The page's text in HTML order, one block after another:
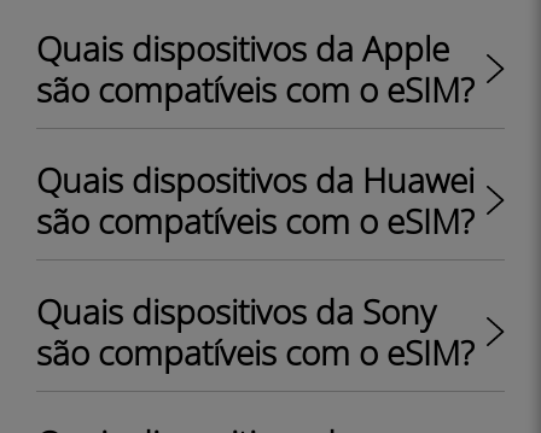
Quais dispositivos da Apple
são compatíveis com o eSIM?
Quais dispositivos da Huawei
são compatíveis com o eSIM?
Quais dispositivos da Sony
são compatíveis com o eSIM?